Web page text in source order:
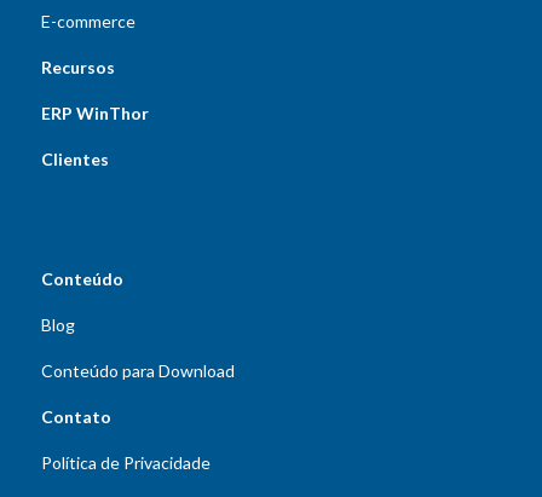
E-commerce
Recursos
ERP WinThor
Clientes
Conteúdo
Blog
Conteúdo para Download
Contato
Política de Privacidade